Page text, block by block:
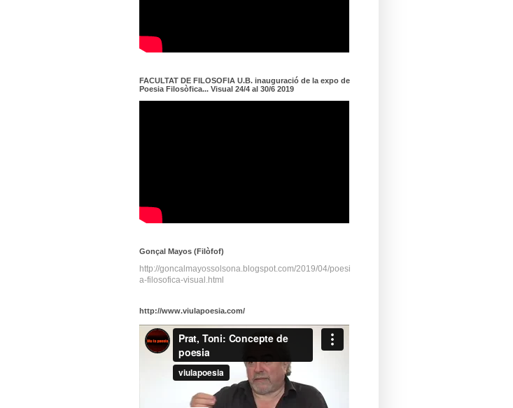
FACULTAT DE FILOSOFIA U.B. inauguració de la expo de
Poesia Filosòfica... Visual 24/4 al 30/6 2019
Gonçal Mayos (Filòfof)
http://goncalmayossolsona.blogspot.com/2019/04/poesi
a-filosofica-visual.html
http://www.viulapoesia.com/